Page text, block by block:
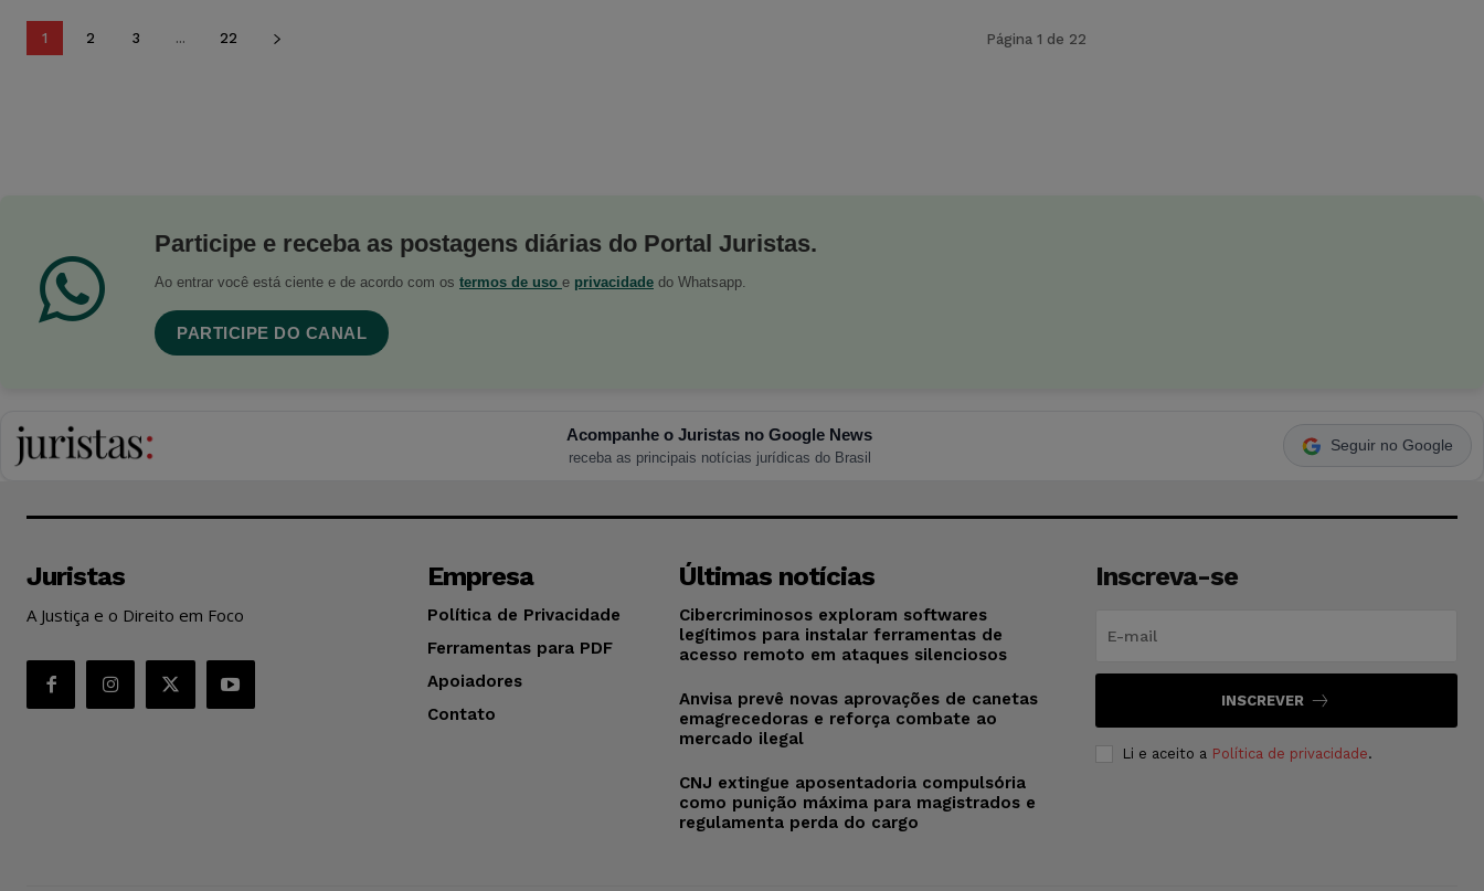
1 2 3 ... 22 Página 1 de 22
Participe e receba as postagens diárias do Portal Juristas.
Ao entrar você está ciente e de acordo com os termos de uso e privacidade do Whatsapp.
PARTICIPE DO CANAL
Acompanhe o Juristas no Google News
receba as principais notícias jurídicas do Brasil
Seguir no Google
Juristas
A Justiça e o Direito em Foco
Empresa
Política de Privacidade
Ferramentas para PDF
Apoiadores
Contato
Últimas notícias
Cibercriminosos exploram softwares
legítimos para instalar ferramentas de
acesso remoto em ataques silenciosos
Anvisa prevê novas aprovações de canetas
emagrecedoras e reforça combate ao
mercado ilegal
CNJ extingue aposentadoria compulsória
como punição máxima para magistrados e
regulamenta perda do cargo
Inscreva-se
INSCREVER
Li e aceito a Política de privacidade.